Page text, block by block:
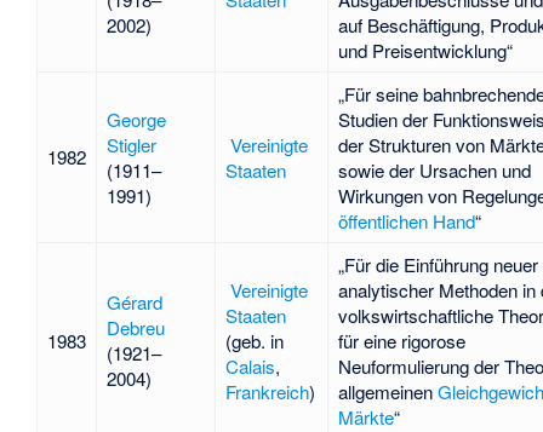
2002)
auf Beschäftigung,
und Preisentwicklung“
1982
George
Stigler
(1911–
1991)
Vereinigte
Staaten
„Für seine
Studien der
der Strukturen von
sowie der Ursachen und
Wirkungen von
öffentlichen Hand“
1983
Gérard
Debreu
(1921–
2004)
Vereinigte
Staaten
(geb. in
Calais,
Frankreich)
„Für die Einführung neuer
analytischer Methoden in
volkswirtschaftliche
für eine rigorose
Neuformulierung der
allgemeinen
Märkte“